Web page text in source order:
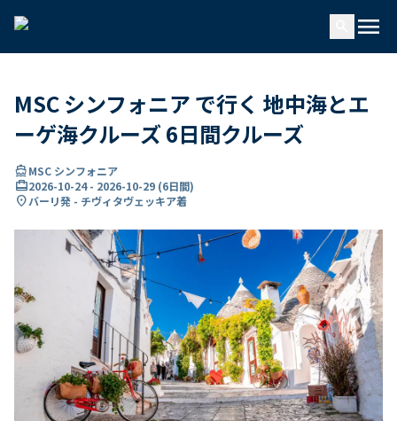
menu
MSC シンフォニア で行く 地中海とエ
ーゲ海クルーズ 6日間クルーズ
directions_boatMSC シンフォニア
card_travel2026-10-24- 2026-10-29 (6日間)
location_onバーリ発 - チヴィタヴェッキア着